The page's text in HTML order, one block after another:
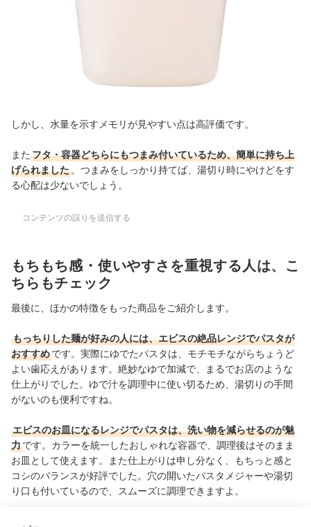
しかし、水量を示すメモリが見やすい点は高評価です。
また フタ・容器どちらにもつまみ付いているため、簡単に持ち上
げられました 。つまみをしっかり持てば、湯切り時にやけどをす
る心配は少ないでしょう。
コンテンツの誤りを送信する
もちもち感・使いやすさを重視する人は、こ
ちらもチェック
最後に、ほかの特徴をもった商品をご紹介します。
もっちりした麺が好みの人には、エビスの絶品レンジでパスタが
おすすめです。実際にゆでたパスタは、モチモチながらちょうど
よい歯応えがあります。絶妙なゆで加減で、まるでお店のような
仕上がりでした。ゆで汁を調理中に使い切るため、湯切りの手間
がないのも便利ですね。
エビスのお皿になるレンジでパスタは、洗い物を減らせるのが魅
力です。カラーを統一したおしゃれな容器で、調理後はそのまま
お皿として使えます。また仕上がりは申し分なく、もちっと感と
コシのバランスが好評でした。穴の開いたパスタメジャーや湯切
り口も付いているので、スムーズに調理できますよ。